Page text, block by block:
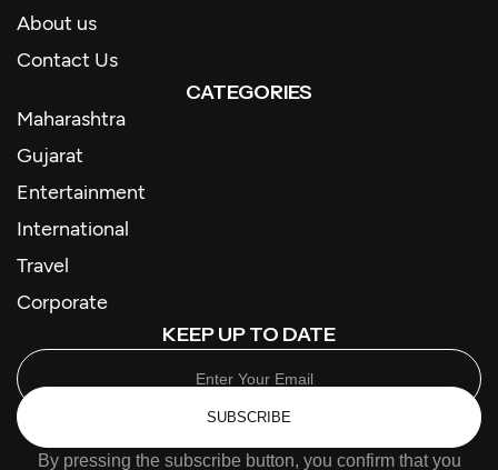
About us
Contact Us
CATEGORIES
Maharashtra
Gujarat
Entertainment
International
Travel
Corporate
KEEP UP TO DATE
SUBSCRIBE
By pressing the subscribe button, you confirm that you